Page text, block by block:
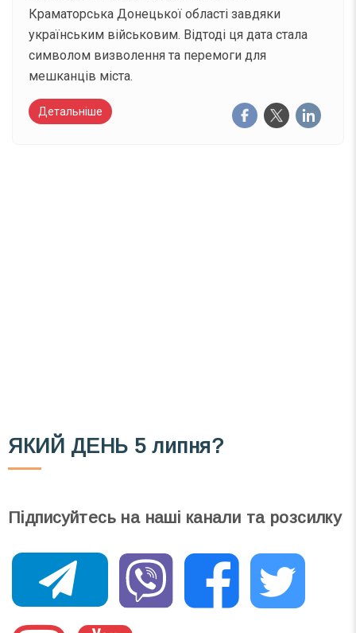
Краматорська Донецької області завдяки
українським військовим. Відтоді ця дата стала
символом визволення та перемоги для
мешканців міста.
Детальніше
ЯКИЙ ДЕНЬ 5 липня?
Підписуйтесь на наші канали та розсилку